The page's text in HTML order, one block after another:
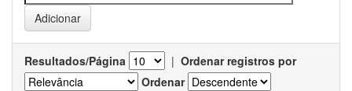
Resultados/Página | Ordenar registros por
Ordenar